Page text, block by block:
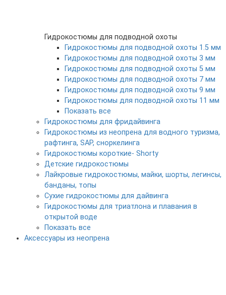
Гидрокостюмы для подводной охоты
Гидрокостюмы для подводной охоты 1.5 мм
Гидрокостюмы для подводной охоты 3 мм
Гидрокостюмы для подводной охоты 5 мм
Гидрокостюмы для подводной охоты 7 мм
Гидрокостюмы для подводной охоты 9 мм
Гидрокостюмы для подводной охоты 11 мм
Показать все
Гидрокостюмы для фридайвинга
Гидрокостюмы из неопрена для водного туризма,
рафтинга, SAP, сноркелинга
Гидрокостюмы короткие- Shorty
Детские гидрокостюмы
Лайкровые гидрокостюмы, майки, шорты, легинсы,
банданы, топы
Сухие гидрокостюмы для дайвинга
Гидрокостюмы для триатлона и плавания в
открытой воде
Показать все
Аксессуары из неопрена